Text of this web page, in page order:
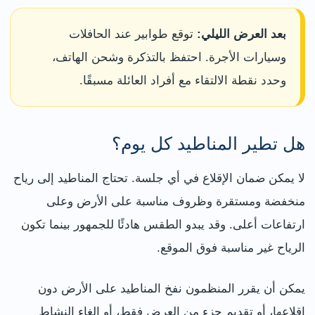
بعد العرض الليلي: توقع طوابير عند الحافلات
وسيارات الأجرة. احتفظ بالتذكرة وشحن الهاتف،
وحدد نقطة الالتقاء مع أفراد العائلة مسبقًا.
هل تطير المناطيد كل يوم؟
لا يمكن ضمان الإقلاع في أي جلسة. تحتاج المناطيد إلى رياح
منخفضة ومستقرة وظروف مناسبة على الأرض وعلى
ارتفاعات أعلى. وقد يبدو الطقس هادئًا للجمهور بينما تكون
الرياح غير مناسبة فوق الموقع.
يمكن أن يقرر المنظمون نفخ المناطيد على الأرض دون
إقلاعها، أو تقديم جزء من العرض فقط، أو إلغاء النشاط